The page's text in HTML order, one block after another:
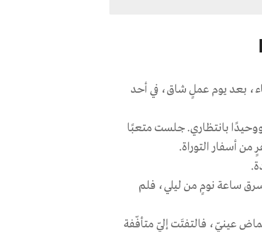
بعد يوم عملٍ شاق، في أحد
بانتظاري. جلست متعبًا
من أسفار التوراة.
.
ساعة نومٍ من ليلي، فلم
عينيّ، فالتفتَت إليّ متأفّفة